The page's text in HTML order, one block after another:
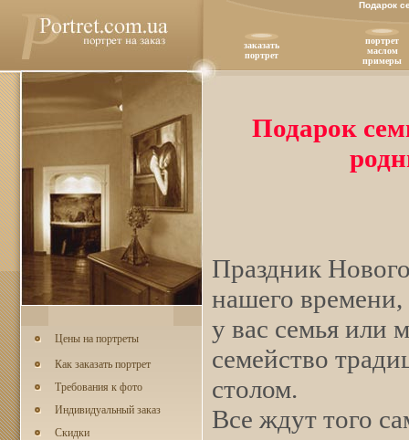
Подарок
заказать
портрет
портрет
маслом
примеры
Цены на портреты
Как заказать портрет
Требования к фото
Индивидуальный заказ
Скидки
Подарок
Праздник
нашего
у вас семья или
семейство
столом.
Все ждут того